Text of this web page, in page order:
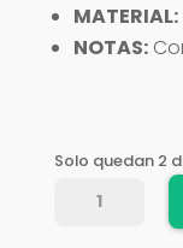
MATERIAL:
NOTAS:
Solo quedan 2
AVELLANADOR